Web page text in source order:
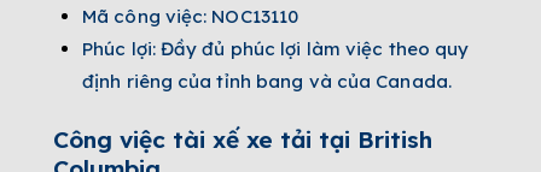
Mã công việc: NOC13110
Phúc lợi: Đầy đủ phúc lợi làm việc theo quy
định riêng của tỉnh bang và của Canada.
Công việc tài xế xe tải tại British